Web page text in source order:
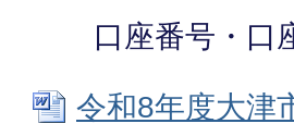
口座番号・口
令和8年度大津